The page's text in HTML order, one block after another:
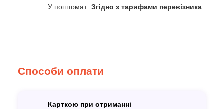
У поштомат Згідно з тарифами перевізника
Способи оплати
Карткою при отриманні